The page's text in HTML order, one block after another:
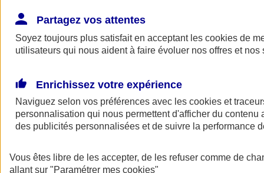
Être accompagné par un
Conseiller
La menace cyber a profondément évolué ces dernières années, à la
fois en volume, en sophistication et en ciblage. En France, près
Partagez vos attentes
Soyez toujours plus satisfait en acceptant les cookies de
utilisateurs qui nous aident à faire évoluer nos offres et nos
Enrichissez votre expérience
Naviguez selon vos préférences avec les cookies et
personnalisation qui nous permettent d'afficher du contenu
des publicités personnalisées et de suivre la performance
Vous êtes libre de les accepter, de les refuser comme de
allant sur "Paramétrer mes cookies"